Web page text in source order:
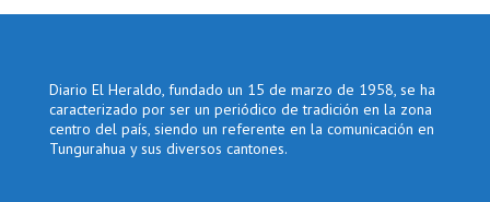
Diario El Heraldo, fundado un 15 de marzo de 1958, se ha
caracterizado por ser un periódico de tradición en la zona
centro del país, siendo un referente en la comunicación en
Tungurahua y sus diversos cantones.